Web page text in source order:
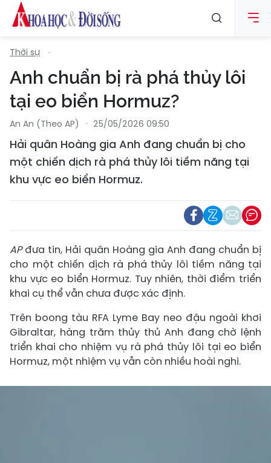
Thời sự
Anh chuẩn bị rà phá thủy lôi
tại eo biển Hormuz?
An An (Theo AP) 25/05/2026 09:50
Hải quân Hoàng gia Anh đang chuẩn bị cho
một chiến dịch rà phá thủy lôi tiềm năng tại
khu vực eo biển Hormuz.
APđưa tin, Hải quân Hoàng gia Anh đang chuẩn bị
cho một chiến dịch rà phá thủy lôi tiềm năng tại
khu vực eo biển Hormuz. Tuy nhiên, thời điểm triển
khai cụ thể vẫn chưa được xác định.
Trên boong tàu RFA Lyme Bay neo đậu ngoài khơi
Gibraltar, hàng trăm thủy thủ Anh đang chờ lệnh
triển khai cho nhiệm vụ rà phá thủy lôi tại eo biển
Hormuz, một nhiệm vụ vẫn còn nhiều hoài nghi.